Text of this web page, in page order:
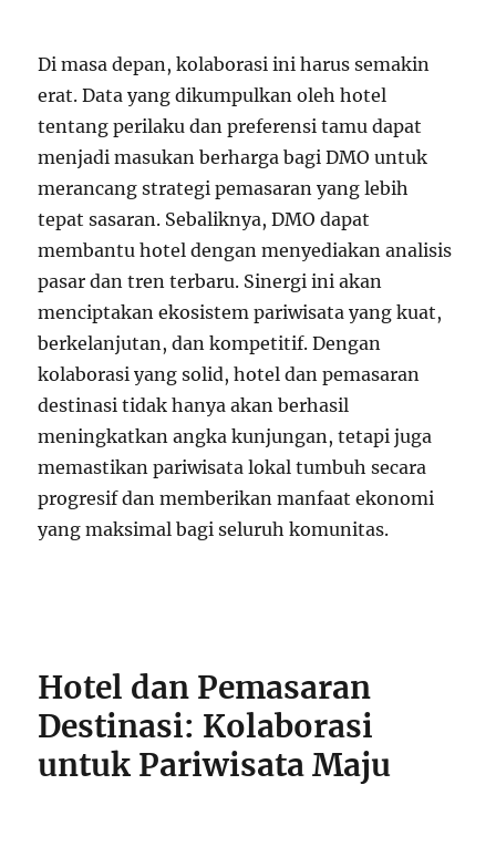
Di masa depan, kolaborasi ini harus semakin
erat. Data yang dikumpulkan oleh hotel
tentang perilaku dan preferensi tamu dapat
menjadi masukan berharga bagi DMO untuk
merancang strategi pemasaran yang lebih
tepat sasaran. Sebaliknya, DMO dapat
membantu hotel dengan menyediakan analisis
pasar dan tren terbaru. Sinergi ini akan
menciptakan ekosistem pariwisata yang kuat,
berkelanjutan, dan kompetitif. Dengan
kolaborasi yang solid, hotel dan pemasaran
destinasi tidak hanya akan berhasil
meningkatkan angka kunjungan, tetapi juga
memastikan pariwisata lokal tumbuh secara
progresif dan memberikan manfaat ekonomi
yang maksimal bagi seluruh komunitas.
Hotel dan Pemasaran
Destinasi: Kolaborasi
untuk Pariwisata Maju